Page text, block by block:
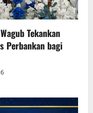
Tekankan
Perbankan bagi